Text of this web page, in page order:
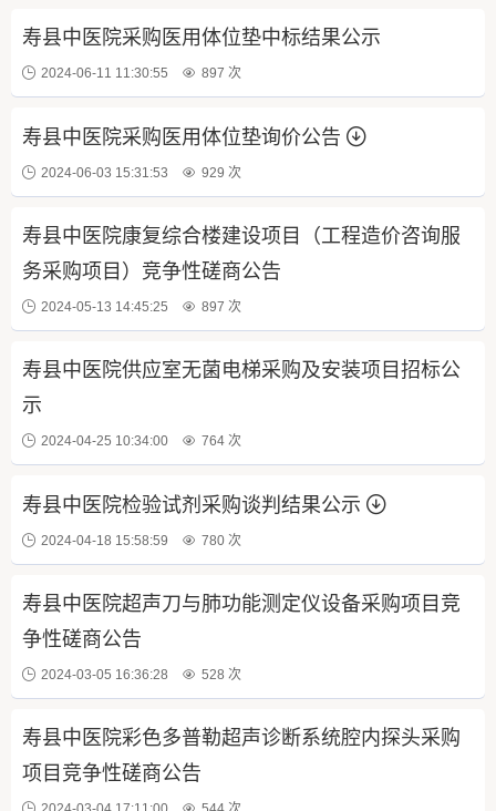
寿县中医院采购医用体位垫中标结果公示
2024-06-11 11:30:55 897 次
寿县中医院采购医用体位垫询价公告
2024-06-03 15:31:53 929 次
寿县中医院康复综合楼建设项目（工程造价咨询服
务采购项目）竞争性磋商公告
2024-05-13 14:45:25 897 次
寿县中医院供应室无菌电梯采购及安装项目招标公
示
2024-04-25 10:34:00 764 次
寿县中医院检验试剂采购谈判结果公示
2024-04-18 15:58:59 780 次
寿县中医院超声刀与肺功能测定仪设备采购项目竞
争性磋商公告
2024-03-05 16:36:28 528 次
寿县中医院彩色多普勒超声诊断系统腔内探头采购
项目竞争性磋商公告